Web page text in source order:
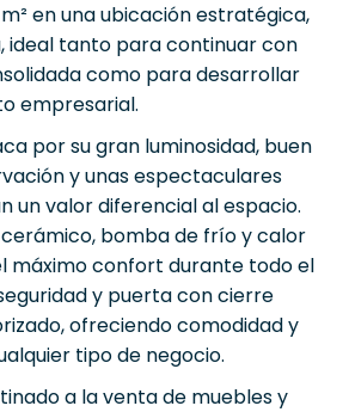
en una ubicación estratégica,
ideal tanto para continuar con
como para desarrollar
empresarial.
por su gran luminosidad, buen
y unas espectaculares
un valor diferencial al espacio.
cerámico, bomba de frío y calor
máximo confort durante todo el
y puerta con cierre
ofreciendo comodidad y
tipo de negocio.
a la venta de muebles y